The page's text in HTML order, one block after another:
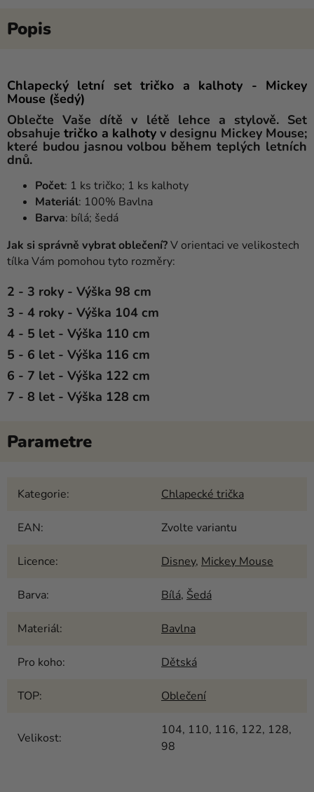
Chlapecký letní set tričko a kalhoty - Mickey
Mouse (šedý)
Oblečte Vaše dítě v létě lehce a stylově. Set
obsahujetričko a kalhotyv designu Mickey Mouse;
které budou jasnou volbou během teplých letních
dnů.
Počet: 1 ks tričko; 1 ks kalhoty
Materiál: 100% Bavlna
Barva: bílá; šedá
Jak si správně vybrat oblečení?V orientaci ve velikostech
tílka Vám pomohou tyto rozměry:
2 - 3 roky - Výška 98 cm
3 - 4 roky - Výška 104 cm
4 - 5 let - Výška 110 cm
5 - 6 let - Výška 116 cm
6 - 7 let - Výška 122 cm
7 - 8 let - Výška 128 cm
Kategorie: Chlapecké trička
EAN: Zvolte variantu
Licence: Disney, Mickey Mouse
Barva: Bílá, Šedá
Materiál: Bavlna
Pro koho: Dětská
TOP: Oblečení
Velikost:
104, 110, 116, 122, 128,
98